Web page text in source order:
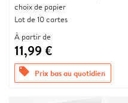
choix de papier
Lot de 10 cartes
À partir de
11,99 €
offers Prix bas au quotidien